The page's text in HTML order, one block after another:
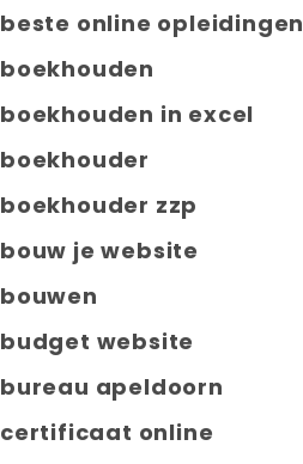
beste online opleidingen
boekhouden
boekhouden in excel
boekhouder
boekhouder zzp
bouw je website
bouwen
budget website
bureau apeldoorn
certificaat online